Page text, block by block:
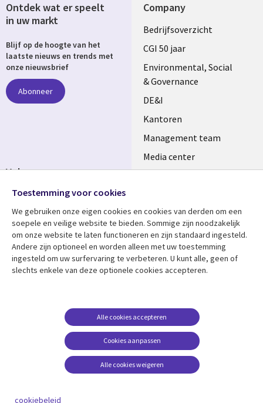
Company
Useful
links
NETHERLANDS
Bedrijfsoverzicht
CGI 50 jaar
Environmental, Social
& Governance
DE&I
Kantoren
Management team
Media center
Bekijk meer
Library
NETHERLANDS
Artikelen
Evenementen
Support
Legal
Disclaimer
Ontdek wat er speelt
in uw markt
Blijf op de hoogte van het
laatste nieuws en trends met
onze nieuwsbrief
Abonneer
Volg ons
Social
Media
NETHERLANDS
Toestemming voor cookies
We gebruiken onze eigen cookies en cookies van derden om een ​​
soepele en veilige website te bieden. Sommige zijn noodzakelijk
om onze website te laten functioneren en zijn standaard ingesteld.
Andere zijn optioneel en worden alleen met uw toestemming
ingesteld om uw surfervaring te verbeteren. U kunt alle, geen of
slechts enkele van deze optionele cookies accepteren.
Cookies aanpassen
Alle cookies accepteren
Alle cookies weigeren
cookiebeleid